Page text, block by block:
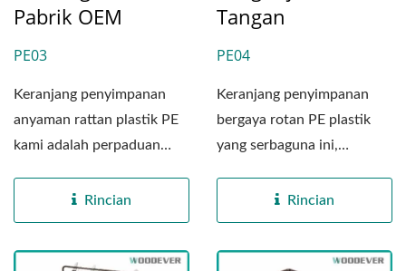
Pabrik OEM
PE03
Keranjang penyimpanan
anyaman rattan plastik PE
kami adalah perpaduan
Rincian
Tangan
PE04
Keranjang penyimpanan
bergaya rotan PE plastik
yang serbaguna ini,
Rincian